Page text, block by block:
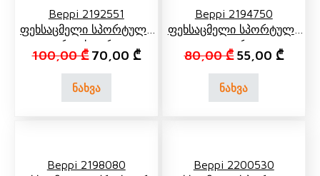
Beppi 2192551
Ფეხსაცმელი Სპორტული
Ვარდისფერი,
Ნაცრისფერი
100,00₾ Original price was: 100,00 ₾.
70,00 ₾Current price is: 70,00 ₾.
ნახვა
Beppi 2194750
Ფეხსაცმელი Სპორტული
Თეთრი
80,00₾ Original price
55,00 ₾
ნახვა
Beppi 2198080
Beppi 2200530